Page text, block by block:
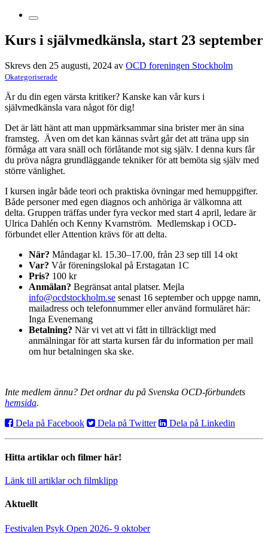
Kurs i självmedkänsla, start 23 september
Skrevs den 25 augusti, 2024 av OCD foreningen Stockholm
Okategoriserade
Är du din egen värsta kritiker? Kanske kan vår kurs i
självmedkänsla vara något för dig!
Det är lätt hänt att man uppmärksammar sina brister mer än sina
framsteg. Även om det kan kännas svårt går det att träna upp sin
förmåga att vara snäll och förlåtande mot sig själv. I denna kurs får
du pröva några grundläggande tekniker för att bemöta sig själv med
större vänlighet.
I kursen ingår både teori och praktiska övningar med hemuppgifter.
Både personer med egen diagnos och anhöriga är välkomna att
delta. Gruppen träffas under fyra veckor med start 4 april, ledare är
Ulrica Dahlén och Kenny Kvarnström. Medlemskap i OCD-
förbundet eller Attention krävs för att delta.
När? Måndagar kl. 15.30–17.00, från 23 sep till 14 okt
Var? Vår föreningslokal på Erstagatan 1C
Pris? 100 kr
Anmälan? Begränsat antal platser. Mejla
info@ocdstockholm.se senast 16 september och uppge namn,
mailadress och telefonnummer eller använd formuläret här:
Inga Evenemang
Betalning? När vi vet att vi fått in tillräckligt med
anmälningar för att starta kursen får du information per mail
om hur betalningen ska ske.
Inte medlem ännu? Det ordnar du på Svenska OCD-förbundets
hemsida.
Dela på Facebook
Dela på Twitter Dela på Linkedin
Hitta artiklar och filmer här!
Länk till artiklar och filmklipp
Aktuellt
Festivalen Psyk Open 2026- 9 oktober